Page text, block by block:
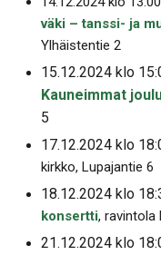
väki – tanssi- ja
Ylhäistentie 2
15.12.2024 klo
Kauneimmat
5
17.12.2024 klo
kirkko, Lupajantie 6
18.12.2024 klo
konsertti, ravintola
21.12.2024 klo